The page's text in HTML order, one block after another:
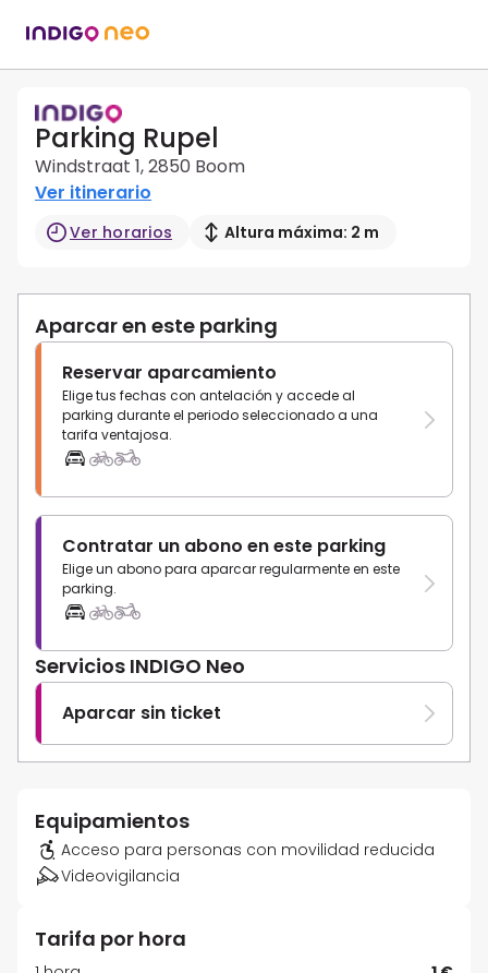
Parking Rupel
Windstraat 1, 2850 Boom
Ver itinerario
Ver horarios Altura máxima: 2 m
Aparcar en este parking
Reservar aparcamiento
Elige tus fechas con antelación y accede al
parking durante el periodo seleccionado a una
tarifa ventajosa.
Contratar un abono en este parking
Elige un abono para aparcar regularmente en este
parking.
Servicios INDIGO Neo
Aparcar sin ticket
Equipamientos
Acceso para personas con movilidad reducida
Videovigilancia
Tarifa por hora